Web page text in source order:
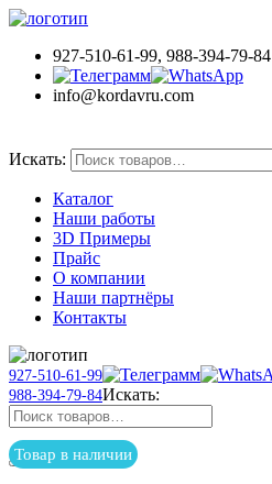
927-510-61-99, 988-394-79-84
info@kordavru.com
Искать:
Каталог
Наши работы
3D Примеры
Прайс
О компании
Наши партнёры
Контакты
927-510-61-99
988-394-79-84Искать:
Товар в наличии